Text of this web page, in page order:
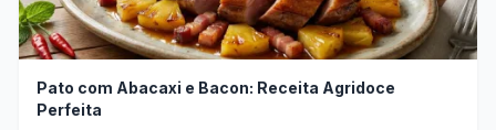
Pato com Abacaxi e Bacon: Receita Agridoce
Perfeita